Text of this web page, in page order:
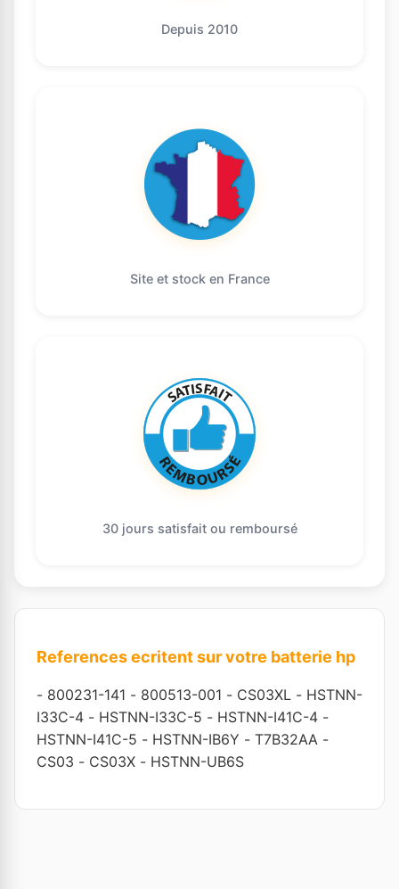
Depuis 2010
Site et stock en France
30 jours satisfait ou remboursé
References ecritent sur votre batterie hp
- 800231-141 - 800513-001 - CS03XL - HSTNN-
I33C-4 - HSTNN-I33C-5 - HSTNN-I41C-4 -
HSTNN-I41C-5 - HSTNN-IB6Y - T7B32AA -
CS03 - CS03X - HSTNN-UB6S